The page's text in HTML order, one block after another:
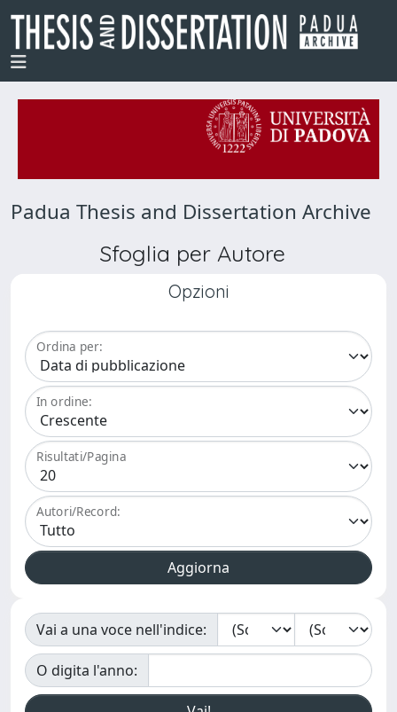
Padua Thesis and Dissertation Archive
Sfoglia per Autore
Opzioni
Ordina per:
In ordine:
Risultati/Pagina
Autori/Record:
Vai a una voce nell'indice:
O digita l'anno: